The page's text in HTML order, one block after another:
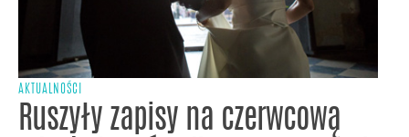
AKTUALNOŚCI
Ruszyły zapisy na czerwcową